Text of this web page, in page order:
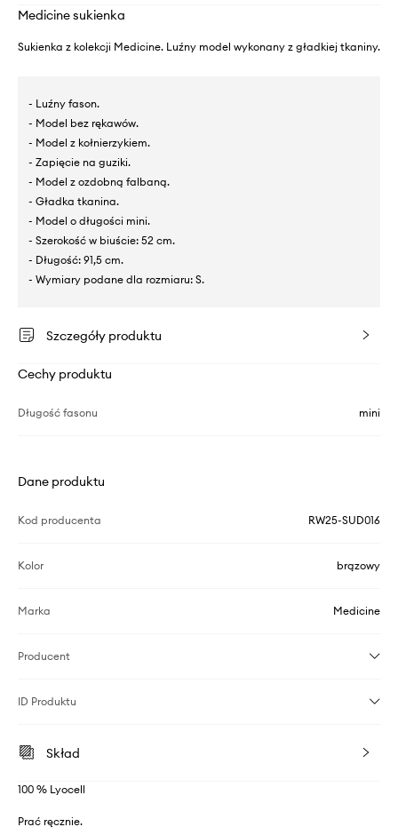
Medicine sukienka
Sukienka z kolekcji Medicine. Luźny model wykonany z gładkiej tkaniny.
- Luźny fason.
- Model bez rękawów.
- Model z kołnierzykiem.
- Zapięcie na guziki.
- Model z ozdobną falbaną.
- Gładka tkanina.
- Model o długości mini.
- Szerokość w biuście: 52 cm.
- Długość: 91,5 cm.
- Wymiary podane dla rozmiaru: S.
Szczegóły produktu
Cechy produktu
Długość fasonu mini
Dane produktu
Kod producenta RW25-SUD016
Kolor brązowy
Marka Medicine
Producent
ID Produktu
Skład
100 % Lyocell
Prać ręcznie.